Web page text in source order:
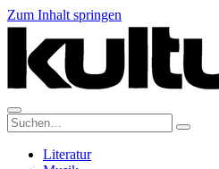
Zum Inhalt springen
Suche:
Literatur